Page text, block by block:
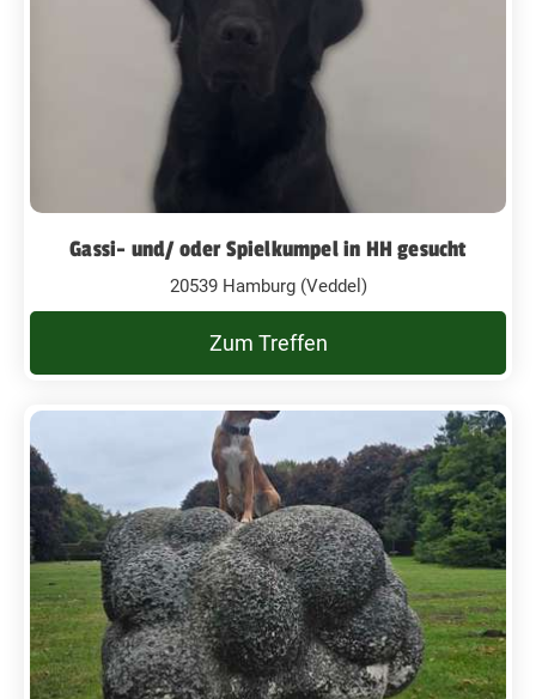
Gassi- und/ oder Spielkumpel in HH gesucht
20539 Hamburg (Veddel)
Zum Treffen